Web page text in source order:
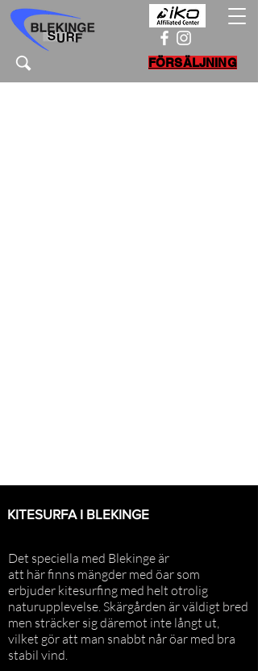
FÖRSÄLJNING
KITESURFA I BLEKINGE
Det speciella med Blekinge är
att här finns mängder med öar som
erbjuder kitesurfing med helt otrolig
naturupplevelse. Skärgården är väldigt bred
men sträcker sig däremot inte långt ut,
vilket gör att man snabbt når öar med bra
stabil vind.